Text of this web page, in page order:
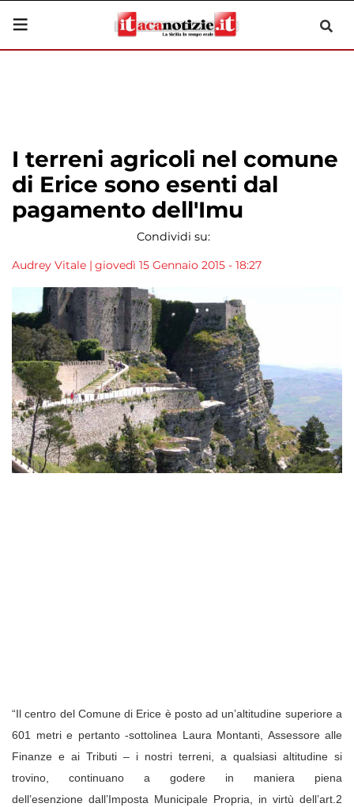
I terreni agricoli nel comune
di Erice sono esenti dal
pagamento dell'Imu
Condividi su:
Audrey Vitale | giovedì 15 Gennaio 2015 - 18:27
“Il centro del Comune di Erice è posto ad un’altitudine superiore a
601 metri e pertanto -sottolinea Laura Montanti, Assessore alle
Finanze e ai Tributi – i nostri terreni, a qualsiasi altitudine si
trovino, continuano a godere in maniera piena
dell’esenzione dall’Imposta Municipale Propria,
in virtù dell’art.2